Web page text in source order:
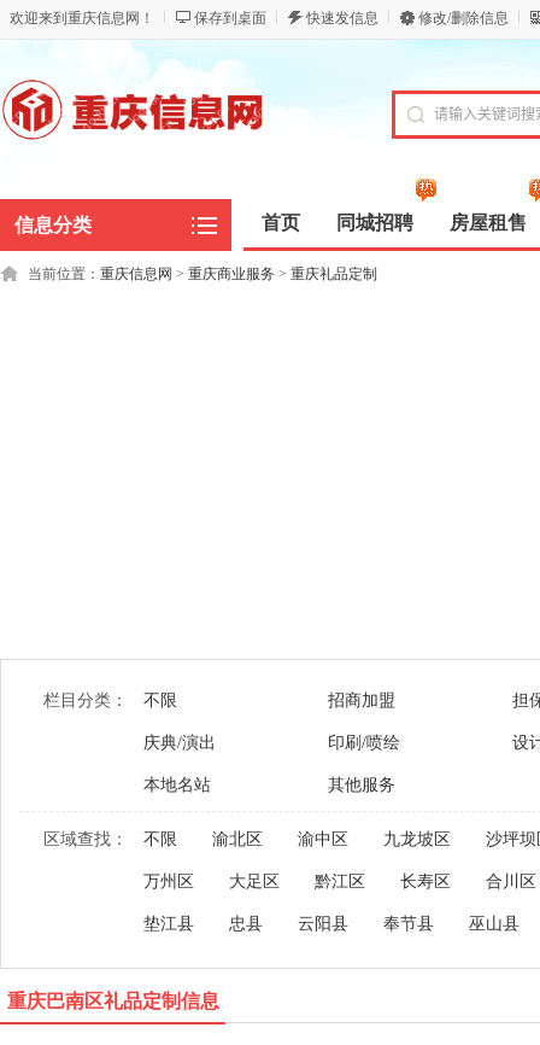
欢迎来到重庆信息网！ 保存到桌面 快速发信息 修改/删除信息
信息分类 首页 同城招聘 房屋租售
当前位置： 重庆信息网 > 重庆商业服务 > 重庆礼品定制
栏目分类： 不限 招商加盟 担
庆典/演出 印刷/喷绘 设
本地名站 其他服务
区域查找： 不限 渝北区 渝中区 九龙坡区 沙坪坝
万州区 大足区 黔江区 长寿区 合川区
垫江县 忠县 云阳县 奉节县 巫山县
重庆巴南区礼品定制信息